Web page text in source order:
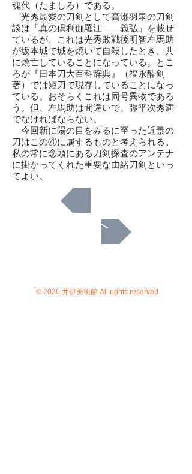
魂代（たましろ）である。
光秀最愛の刀剣として高瀬羽皐の刀剣
談は「真の倶利伽羅江——義弘」を載せ
ているが、これは光秀敗戦後明智左馬助
が坂本城で城を焼いて自殺したとき、共
に焼亡していることになっている。とこ
ろが『日本刀大百科辞典』（福永酔剣
著）では短刀で現存していることになっ
ている。おそらくこれは同号異物であろ
う。但、左馬助は間違いで、弥平次秀満
でなければならない。
今回新に陽の目をみるに至った近景の
刀はこの④に属するものと考えられる。
私の常に念頭にある刀剣探査のアンテナ
に掛かってくれた重要な由緒刀剣といっ
てよい。
次へ
© 2020 井伊美術館 All rights reserved